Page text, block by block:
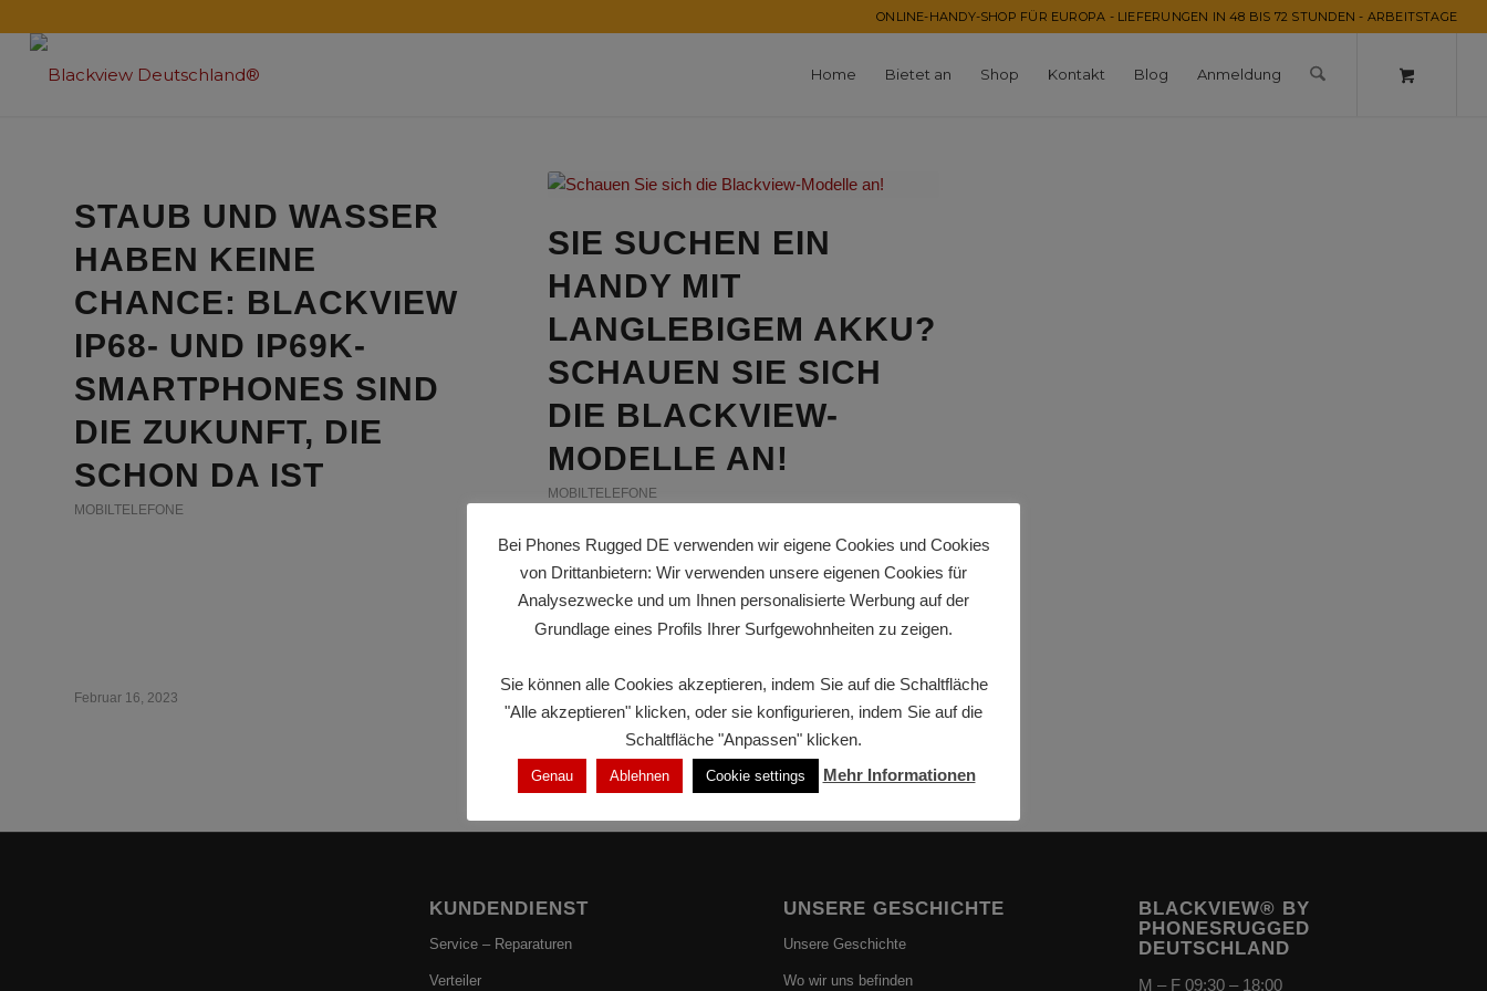
ONLINE-HANDY-SHOP FÜR EUROPA - LIEFERUNGEN IN 48 BIS 72 STUNDEN - ARBEITSTAGE
Home Bietet an Shop Kontakt Blog Anmeldung
STAUB UND WASSER
HABEN KEINE
CHANCE: BLACKVIEW
IP68- UND IP69K-
SMARTPHONES SIND
DIE ZUKUNFT, DIE
SCHON DA IST
MOBILTELEFONE
Februar 16, 2023
SIE SUCHEN EIN
HANDY MIT
LANGLEBIGEM AKKU?
SCHAUEN SIE SICH
DIE BLACKVIEW-
MODELLE AN!
MOBILTELEFONE
Wenn Sie nach einem Smartphone mit langer
Akkulaufzeit suchen, sollte Blackview auf Ihrem
Radar sein. Diese Marke hat sich einen Ruf für die
Produktion von Smartphones mit außergewöhnlicher
April 17, 2023 / 0 Kommentare
KUNDENDIENST
Service – Reparaturen
Verteiler
UNSERE GESCHICHTE
Unsere Geschichte
Wo wir uns befinden
BLACKVIEW® BY
PHONESRUGGED
DEUTSCHLAND
M – F 09:30 – 18:00
Bei Phones Rugged DE verwenden wir eigene Cookies und Cookies
von Drittanbietern: Wir verwenden unsere eigenen Cookies für
Analysezwecke und um Ihnen personalisierte Werbung auf der
Grundlage eines Profils Ihrer Surfgewohnheiten zu zeigen.
Sie können alle Cookies akzeptieren, indem Sie auf die Schaltfläche
"Alle akzeptieren" klicken, oder sie konfigurieren, indem Sie auf die
Schaltfläche "Anpassen" klicken.
Genau Ablehnen Cookie settings Mehr Informationen